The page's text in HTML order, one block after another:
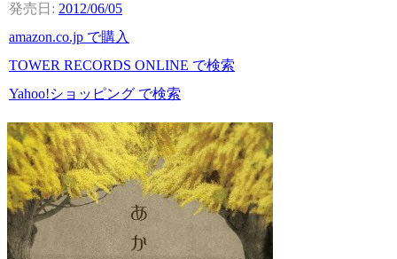
2012/06/05
amazon.co.jp で購入
TOWER RECORDS ONLINE で検索
Yahoo!ショッピング で検索